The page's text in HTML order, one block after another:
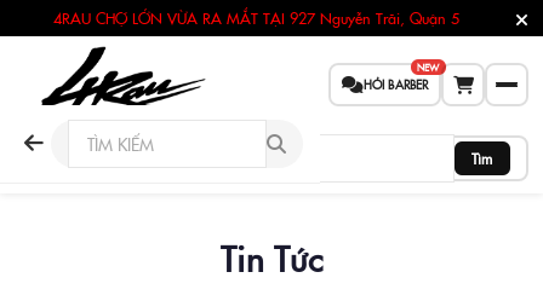
4RAU CHỢ LỚN VỪA RA MẮT TẠI 927 Nguyễn Trãi, Quận 5
HỎI BARBER
NEW
Tìm
Tin Tức